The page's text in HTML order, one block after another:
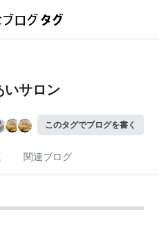
いサロン
このタグでブログを書く
関連ブログ